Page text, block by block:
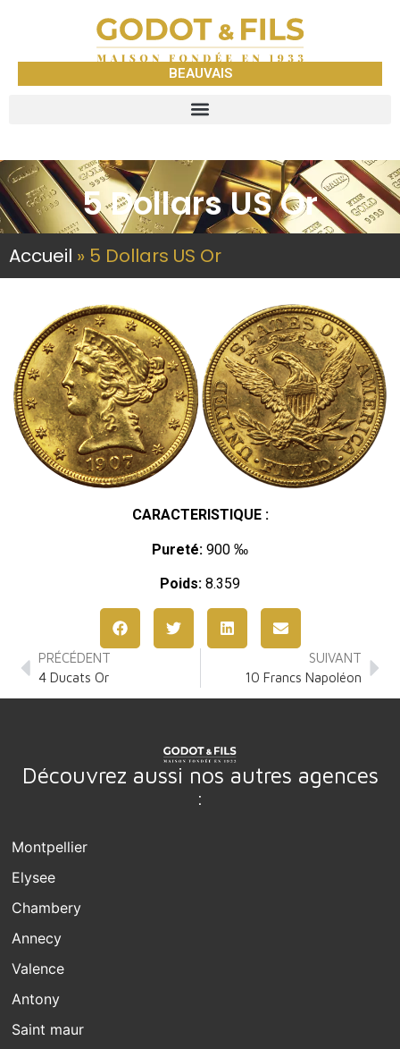
BEAUVAIS
5 Dollars US Or
Accueil » 5 Dollars US Or
CARACTERISTIQUE :
Pureté: 900 ‰
Poids: 8.359
PRÉCÉDENT
4 Ducats Or
SUIVANT
10 Francs Napoléon
Découvrez aussi nos autres agences
:
Montpellier
Elysee
Chambery
Annecy
Valence
Antony
Saint maur